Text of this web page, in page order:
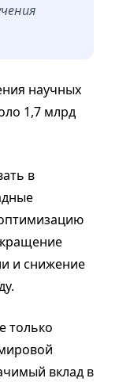
научных
1,7 млрд
в
и снижение
только
вклад в